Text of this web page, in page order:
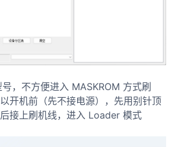
，不方便进入 MASKROM 方式刷
开机前（先不接电源），先用别针顶
接上刷机线，进入 Loader 模式